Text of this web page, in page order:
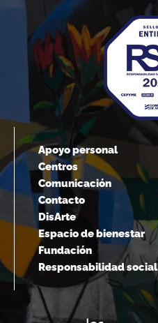
Apoyo personal
Centros
Comunicación
Contacto
DisArte
Espacio de bienestar
Fundación
Responsabilidad social